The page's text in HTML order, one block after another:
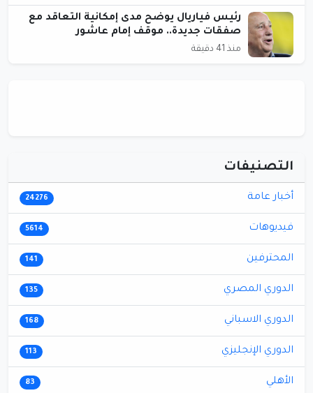
رئيس فياريال يوضح مدى إمكانية التعاقد مع
صفقات جديدة.. موقف إمام عاشور
منذ 41 دقيقة
التصنيفات
أخبار عامة 24276
فيديوهات 5614
المحترفين 141
الدوري المصري 135
الدوري الاسباني 168
الدوري الإنجليزي 113
الأهلي 83